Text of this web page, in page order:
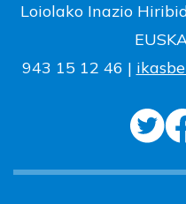
Loiolako Inazio
943 15 12 46 |